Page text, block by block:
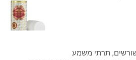
תרתי משמע